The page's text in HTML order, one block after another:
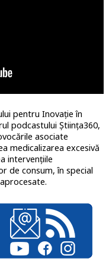
pentru Inovație în
podcastului Știința360,
asociate
medicalizarea excesivă
intervențiile
de consum, în special